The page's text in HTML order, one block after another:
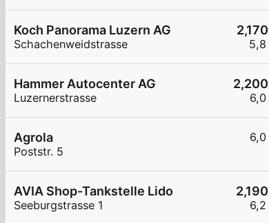
2,170
5,8
Koch Panorama Luzern AG
Schachenweidstrasse
2,200
6,0
Hammer Autocenter AG
Luzernerstrasse
6,0
Agrola
Poststr. 5
2,190
6,2
AVIA Shop-Tankstelle Lido
Seeburgstrasse 1